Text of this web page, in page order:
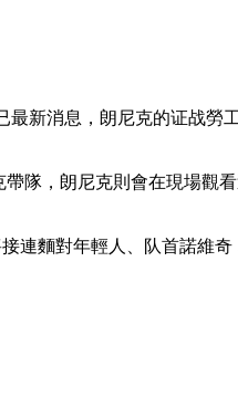
最新消息，朗尼克的证战勞
隊，朗尼克則會在現場
對年輕人、队首諾維奇